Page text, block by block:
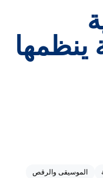
ينظمها
الموسيقى والرقص